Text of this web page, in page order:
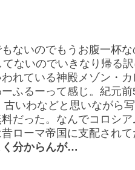
ないのでもうお腹一杯
ないのでいきなり帰る
れている神殿メゾン・
ふるーって感じ。紀元
古いわなどと思いながら
だった。なんでコロシ
ローマ帝国に支配され
く分からんが…